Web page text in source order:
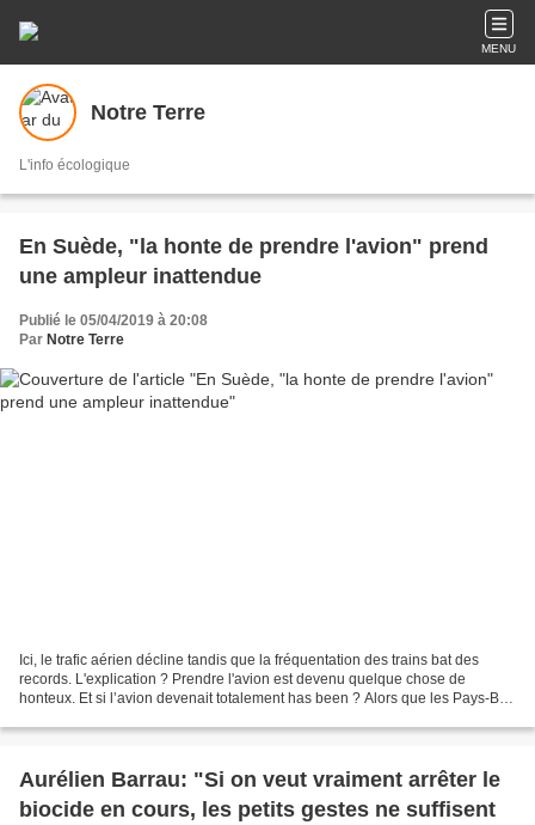
MENU
Notre Terre
L'info écologique
En Suède, "la honte de prendre l'avion" prend
une ampleur inattendue
Publié le 05/04/2019 à 20:08
Par Notre Terre
Ici, le trafic aérien décline tandis que la fréquentation des trains bat des
records. L'explication ? Prendre l'avion est devenu quelque chose de
honteux. Et si l’avion devenait totalement has been ? Alors que les Pays-Bas
Aurélien Barrau: "Si on veut vraiment arrêter le
biocide en cours, les petits gestes ne suffisent